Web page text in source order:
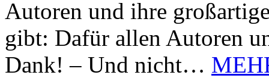
Autoren und ihre
gibt: Dafür allen Autoren
Dank! – Und nicht…